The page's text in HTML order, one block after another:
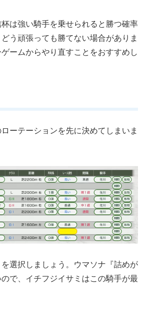
は強い騎手を乗せられると勝つ確率
う頑張っても勝てない場合がありま
ームからやり直すことをおすすめし
ーテーションを先に決めてしまいま
選択しましょう。ウマソナ『詰めが
で、イチフジイサミはこの騎手が最